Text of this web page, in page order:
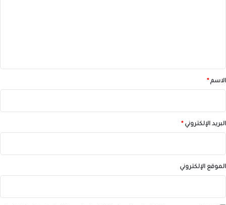
*الاسم*
البريد الإلكتروني*
الموقع الإلكتروني